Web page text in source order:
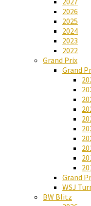
2026
2025
2024
2023
2022
Grand Prix
Grand
Grand
WSJ
BW Blitz